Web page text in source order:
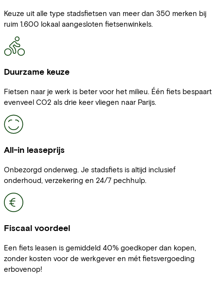
Keuze uit alle type stadsfietsen van meer dan 350 merken bij
ruim 1.600 lokaal aangesloten fietsenwinkels.
Duurzame keuze
Fietsen naar je werk is beter voor het milieu. Één fiets bespaart
evenveel CO2 als drie keer vliegen naar Parijs.
All-in leaseprijs
Onbezorgd onderweg. Je stadsfiets is altijd inclusief
onderhoud, verzekering en 24/7 pechhulp.
Fiscaal voordeel
Een fiets leasen is gemiddeld 40% goedkoper dan kopen,
zonder kosten voor de werkgever en mét fietsvergoeding
erbovenop!